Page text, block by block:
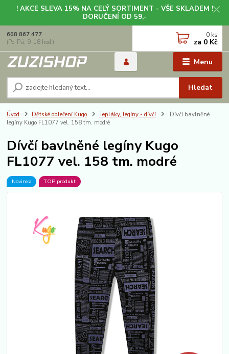
! AKCE SLEVA 15% NA CELÝ SORTIMENT - VŠE SKLADEM !
DORUČENÍ OD 59,-
Menu
Hledat
608 867 477
(Po-Pá, 9-18 hod.)
0 ks
za 0 Kč
Úvod Dětské oblečení Kugo Tepláky, legíny - dívčí
Dívčí bavlněné
legíny Kugo FL1077 vel. 158 tm. modré
Dívčí bavlněné legíny Kugo
FL1077 vel. 158 tm. modré
Novinka TOP produkt